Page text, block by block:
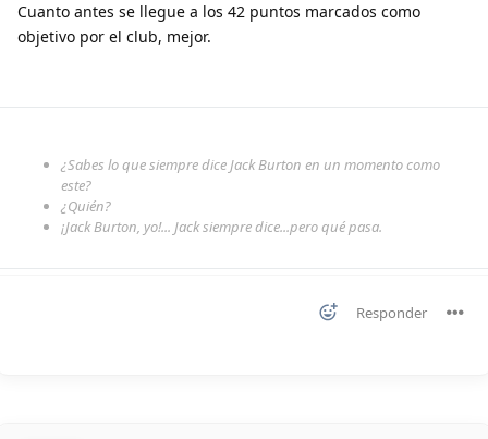
Cuanto antes se llegue a los 42 puntos marcados como
objetivo por el club, mejor.
¿Sabes lo que siempre dice Jack Burton en un momento como
este?
¿Quién?
¡Jack Burton, yo!... Jack siempre dice...pero qué pasa.
Responder